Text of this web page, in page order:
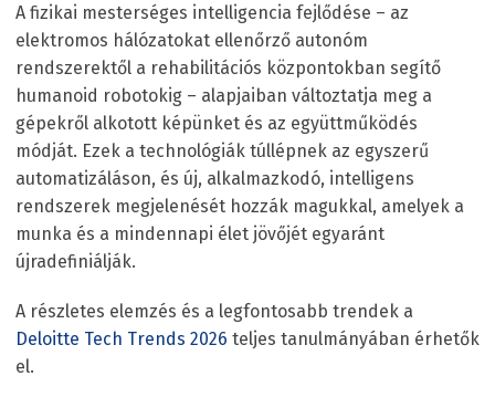
A fizikai mesterséges intelligencia fejlődése – az
elektromos hálózatokat ellenőrző autonóm
rendszerektől a rehabilitációs központokban segítő
humanoid robotokig – alapjaiban változtatja meg a
gépekről alkotott képünket és az együttműködés
módját. Ezek a technológiák túllépnek az egyszerű
automatizáláson, és új, alkalmazkodó, intelligens
rendszerek megjelenését hozzák magukkal, amelyek a
munka és a mindennapi élet jövőjét egyaránt
újradefiniálják.
A részletes elemzés és a legfontosabb trendek a
Deloitte Tech Trends 2026 teljes tanulmányában érhetők
el.